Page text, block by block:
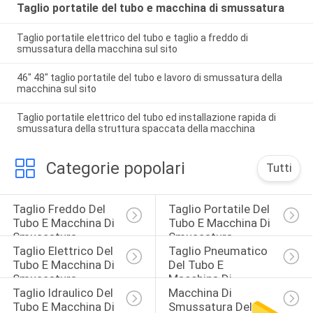
Taglio portatile del tubo e macchina di smussatura
Taglio portatile elettrico del tubo e taglio a freddo di
smussatura della macchina sul sito
46" 48" taglio portatile del tubo e lavoro di smussatura della
macchina sul sito
Taglio portatile elettrico del tubo ed installazione rapida di
smussatura della struttura spaccata della macchina
Categorie popolari Tutti
Taglio Freddo Del
Tubo E Macchina Di
Smussatura
Taglio Portatile Del
Tubo E Macchina Di
Smussatura
Taglio Elettrico Del
Tubo E Macchina Di
Smussatura
Taglio Pneumatico
Del Tubo E
Macchina Di
Smussatura
Taglio Idraulico Del
Tubo E Macchina Di
Macchina Di
Smussatura Del